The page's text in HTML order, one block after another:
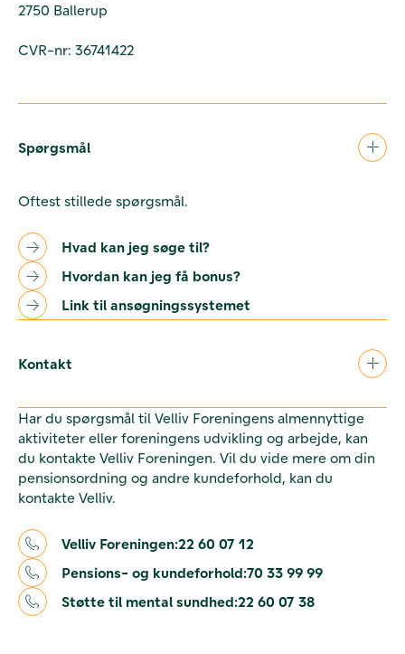
2750 Ballerup
CVR-nr: 36741422
Spørgsmål
Oftest stillede spørgsmål.
Hvad kan jeg søge til?
Hvordan kan jeg få bonus?
Link til ansøgningssystemet
Kontakt
Har du spørgsmål til Velliv Foreningens almennyttige
aktiviteter eller foreningens udvikling og arbejde, kan
du kontakte Velliv Foreningen. Vil du vide mere om din
pensionsordning og andre kundeforhold, kan du
kontakte Velliv.
Velliv Foreningen:22 60 07 12
Pensions- og kundeforhold:70 33 99 99
Støtte til mental sundhed:22 60 07 38